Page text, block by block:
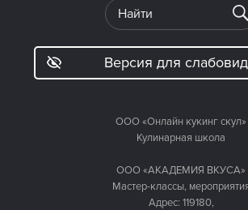
ООО «Онлайн кукинг скул»
Кулинарная школа
ООО «АКАДЕМИЯ ВКУСА»
Мастер-классы,
Адрес: 119180,
Версия для